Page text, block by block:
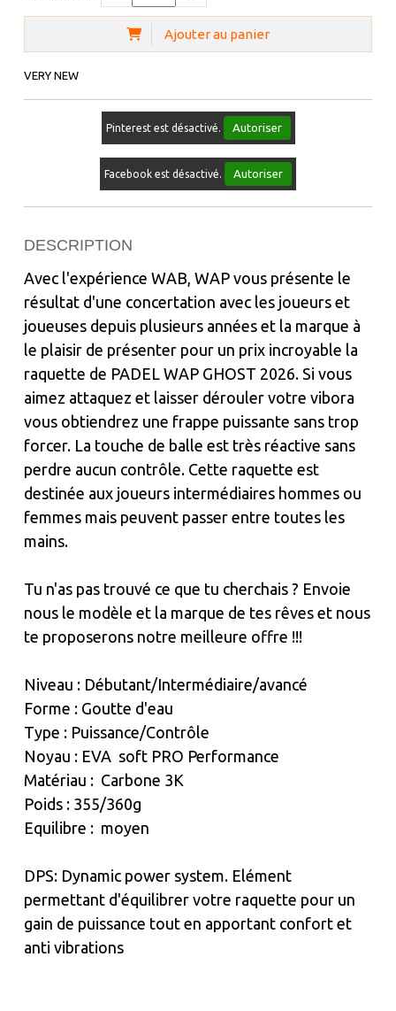
Ajouter au panier
VERY NEW
Pinterest est désactivé. Autoriser
Facebook est désactivé. Autoriser
DESCRIPTION
Avec l'expérience WAB, WAP vous présente le
résultat d'une concertation avec les joueurs et
joueuses depuis plusieurs années et la marque à
le plaisir de présenter pour un prix incroyable la
raquette de PADEL WAP GHOST 2026. Si vous
aimez attaquez et laisser dérouler votre vibora
vous obtiendrez une frappe puissante sans trop
forcer. La touche de balle est très réactive sans
perdre aucun contrôle. Cette raquette est
destinée aux joueurs intermédiaires hommes ou
femmes mais peuvent passer entre toutes les
mains.
Tu n'as pas trouvé ce que tu cherchais ? Envoie
nous le modèle et la marque de tes rêves et nous
te proposerons notre meilleure offre !!!
Niveau : Débutant/Intermédiaire/avancé
Forme : Goutte d'eau
Type : Puissance/Contrôle
Noyau : EVA soft PRO Performance
Matériau : Carbone 3K
Poids : 355/360g
Equilibre : moyen
DPS: Dynamic power system. Elément
permettant d'équilibrer votre raquette pour un
gain de puissance tout en apportant confort et
anti vibrations